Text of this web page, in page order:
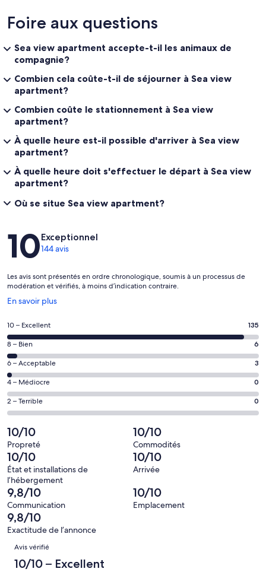
Foire aux questions
Sea view apartment accepte-t-il les animaux de
compagnie?
Combien cela coûte-t-il de séjourner à Sea view
apartment?
Combien coûte le stationnement à Sea view
apartment?
À quelle heure est-il possible d'arriver à Sea view
apartment?
À quelle heure doit s'effectuer le départ à Sea view
apartment?
Où se situe Sea view apartment?
Avis
10Exceptionnel
144 avis
Les avis sont présentés en ordre chronologique, soumis à un processus de
modération et vérifiés, à moins d’indication contraire.
En savoir plus
S’ouvre
une
nouvelle
fenêtre
Note
de 10
–
Excellent,
d’après
135 avis
sur 144.
10 – Excellent 135
Note
de 8
–
Bien,
d’après
6 avis
8 – Bien 6
Note
de 6
–
Acceptable,
d’après
3 avis
sur 144.
6 – Acceptable 3
Note
de 4
–
d’après
0 avis
sur 144.
4 – Médiocre 0
Note
de 2
–
Terrible,
d’après
0 avis
sur 144.
2 – Terrible 0
10/10
Propreté
10/10
Commodités
10/10
État et installations de
l’hébergement
10/10
Arrivée
9,8/10
Communication
10/10
Emplacement
9,8/10
Exactitude de l’annonce
Avis
Avis vérifié
10/10 – Excellent